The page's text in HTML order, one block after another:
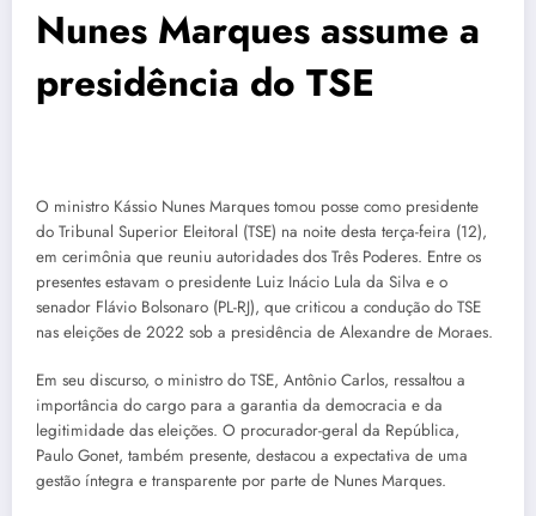
Nunes Marques assume a
presidência do TSE
O ministro Kássio Nunes Marques tomou posse como presidente
do Tribunal Superior Eleitoral (TSE) na noite desta terça-feira (12),
em cerimônia que reuniu autoridades dos Três Poderes. Entre os
presentes estavam o presidente Luiz Inácio Lula da Silva e o
senador Flávio Bolsonaro (PL-RJ), que criticou a condução do TSE
nas eleições de 2022 sob a presidência de Alexandre de Moraes.
Em seu discurso, o ministro do TSE, Antônio Carlos, ressaltou a
importância do cargo para a garantia da democracia e da
legitimidade das eleições. O procurador-geral da República,
Paulo Gonet, também presente, destacou a expectativa de uma
gestão íntegra e transparente por parte de Nunes Marques.